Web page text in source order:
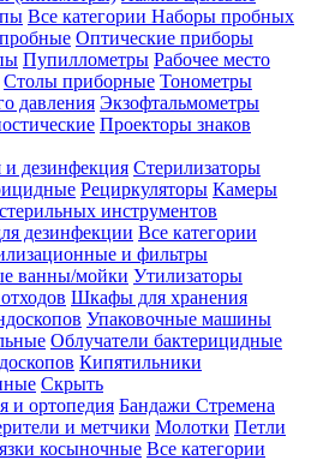
Все категории Наборы пробных
Оптические приборы
Пупиллометры Рабочее место
Столы приборные Тонометры
давления Экзофтальмометры
Проекторы знаков
и дезинфекция Стерилизаторы
Рециркуляторы Камеры
инструментов
дезинфекции Все категории
и фильтры
ванны/мойки Утилизаторы
Шкафы для хранения
Упаковочные машины
Облучатели бактерицидные
Кипятильники
Скрыть
и ортопедия Бандажи Стремена
и метчики Молотки Петли
косыночные Все категории